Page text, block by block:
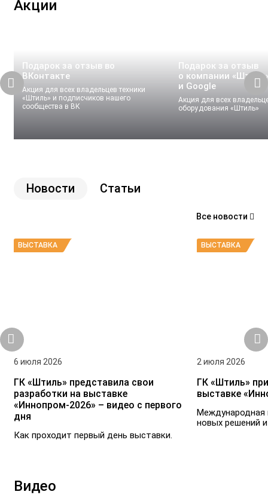
Акции
Подарок за отзыв во
ВКонтакте
Акция для всех владельцев техники
«Штиль» и подписчиков нашего
сообщества в ВК
Подарок за отзыв
о компании
и Google
Акция для всех
оборудования «Штиль»
Новости Статьи
Все новости
ВЫСТАВКА
6 июля 2026
ГК «Штиль» представила свои
разработки на выставке
«Иннопром-2026» – видео с первого
дня
Как проходит первый день выставки.
ВЫСТАВКА
2 июля 2026
ГК «Штиль»
выставке
Международная
новых решений
Видео